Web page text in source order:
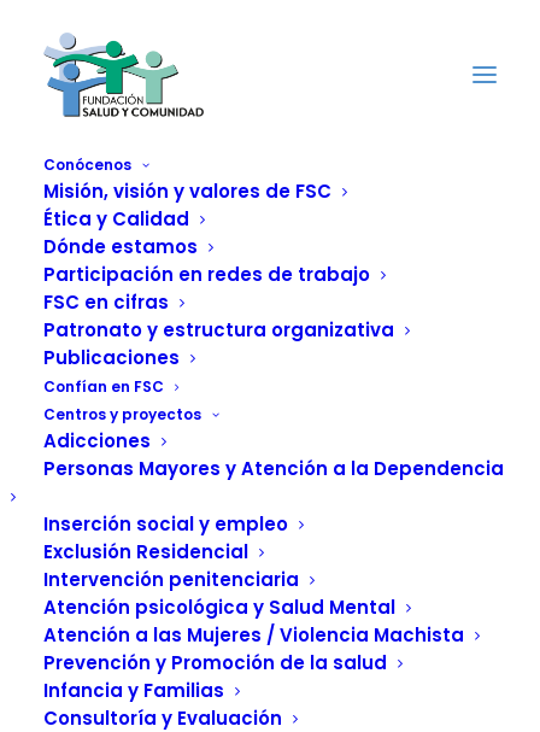
Conócenos
Misión, visión y valores de FSC
Ética y Calidad
Dónde estamos
Participación en redes de trabajo
FSC en cifras
Patronato y estructura organizativa
Publicaciones
Confían en FSC
Centros y proyectos
Adicciones
Personas Mayores y Atención a la Dependencia
Inserción social y empleo
Exclusión Residencial
Intervención penitenciaria
Atención psicológica y Salud Mental
Atención a las Mujeres / Violencia Machista
Prevención y Promoción de la salud
Infancia y Familias
Consultoría y Evaluación
El SAD de Portugalete
dirigido por FSC y el
Grupo Lagunduz,
reconocido por su
labor solidaria
durante la pandemia
15 DICIEMBRE, 2020 | INACTUALIDAD
COMUNIDAD, ATENCIÓN A LA DEPENDENCIA
SALUD Y COMUNIDAD